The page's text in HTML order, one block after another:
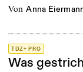
von Anna
TDZ+ PRO
Was